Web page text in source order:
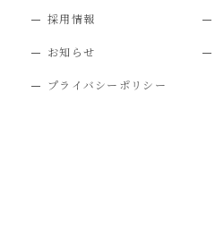
採用情報
お知らせ
プライバシーポリシー